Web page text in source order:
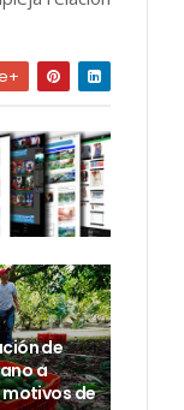
de
a
motivos de